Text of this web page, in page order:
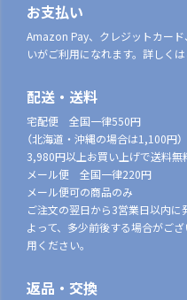
お支払い
Amazon Pay、クレジットカー
いがご利用になれます。詳しく
配送・送料
宅配便 全国一律550円
（北海道・沖縄の場合は1,100円）
3,980円以上お買い上げで送料無
メール便 全国一律220円
メール便可の商品のみ
ご注文の翌日から3営業日以内
よって、多少前後する場合がご
用ください。
返品・交換